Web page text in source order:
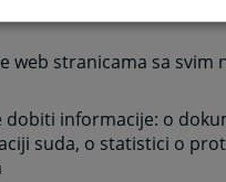
web stranicama sa svim
informacije: o
suda, o statistici o